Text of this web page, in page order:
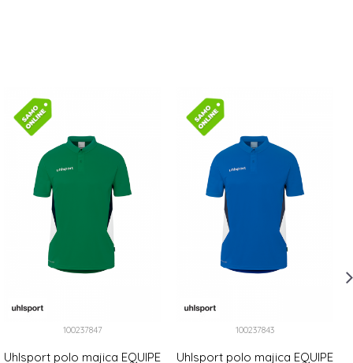
100237847
Uhlsport polo majica EQUIPE
100237843
Uhlsport polo majica EQUIPE